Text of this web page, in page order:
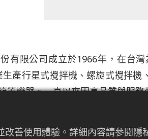
有限公司成立於1966年，在台
生產行星式攪拌機、螺旋式攪拌
等機器。一直以來因高品質與服
人般不斷地精進自我，致力於提
善使用體驗。詳細內容請參閱